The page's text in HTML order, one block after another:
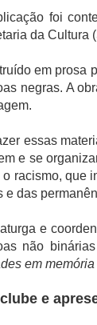
foi
da Cultura
em prosa
negras. A
essas
e se
o racismo, que
e das
e
não
em
e